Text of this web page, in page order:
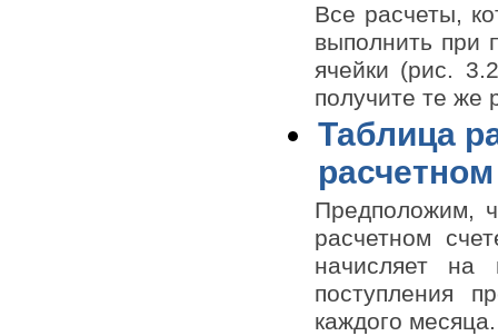
Все расчеты,
выполнить при
ячейки (рис.
получите те же
Таблица
Предположим,
расчетном
начисляет
поступления
каждого месяца.